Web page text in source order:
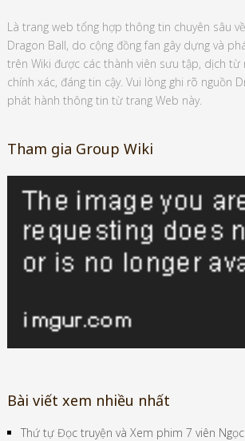
Là trang web tổng hợp thông tin chuyên sâu
Dragon Ball, do cộng đồng fan gây dựng và
trên Wiki được các thành viên sưu tập, dịch từ
chính xác, đáng tin cậy. Vui lòng ghi rõ nguồn
phát hành thông tin từ trang Web này.
Tham gia Group Wiki
Bài viết xem nhiều nhất
Thứ tự Đọc truyện và Xem phim 7 viên Ngọc